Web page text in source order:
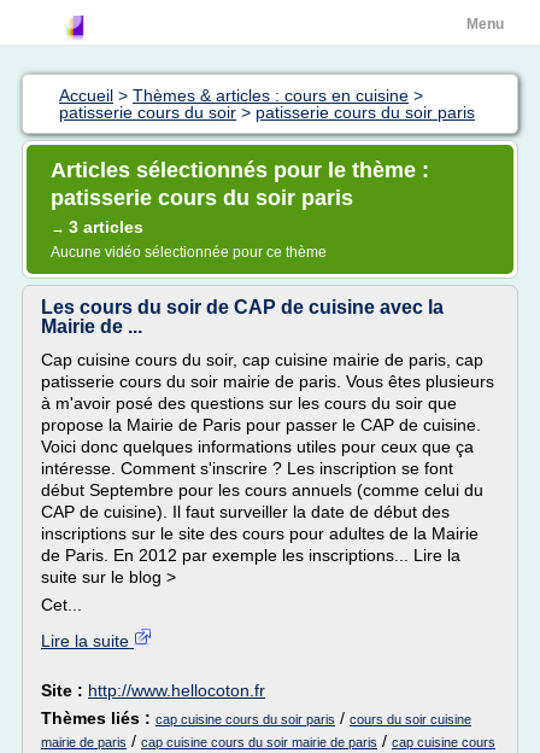
Menu
Accueil > Thèmes & articles : cours en cuisine >
patisserie cours du soir > patisserie cours du soir paris
Articles sélectionnés pour le thème :
patisserie cours du soir paris
→ 3 articles
Aucune vidéo sélectionnée pour ce thème
Les cours du soir de CAP de cuisine avec la
Mairie de ...
Cap cuisine cours du soir, cap cuisine mairie de paris, cap
patisserie cours du soir mairie de paris. Vous êtes plusieurs
à m'avoir posé des questions sur les cours du soir que
propose la Mairie de Paris pour passer le CAP de cuisine.
Voici donc quelques informations utiles pour ceux que ça
intéresse. Comment s'inscrire ? Les inscription se font
début Septembre pour les cours annuels (comme celui du
CAP de cuisine). Il faut surveiller la date de début des
inscriptions sur le site des cours pour adultes de la Mairie
de Paris. En 2012 par exemple les inscriptions... Lire la
suite sur le blog >
Cet...
Lire la suite
Site : http://www.hellocoton.fr
Thèmes liés : cap cuisine cours du soir paris / cours du soir cuisine
mairie de paris / cap cuisine cours du soir mairie de paris / cap cuisine cours